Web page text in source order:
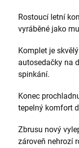
Rostoucí letní
vyráběné jako
Komplet je
autosedačky na
spinkání.
Konec
tepelný komfort
Zbrusu nový
zároveň nehrozí